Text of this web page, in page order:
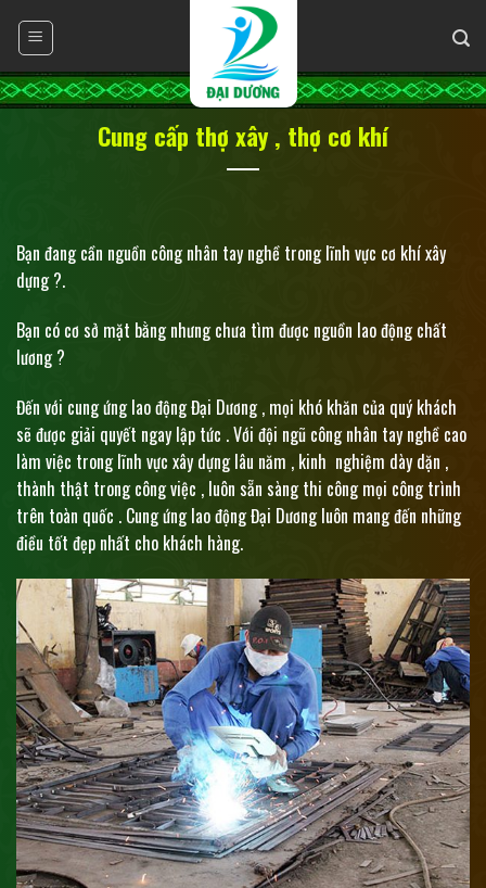
content
Cung cấp thợ xây , thợ cơ khí
Bạn đang cần nguồn công nhân tay nghề trong lĩnh vực cơ khí xây
dựng ?.
Bạn có cơ sở mặt bằng nhưng chưa tìm được nguồn lao động chất
lương ?
Đến với cung ứng lao động Đại Dương , mọi khó khăn của quý khách
sẽ được giải quyết ngay lập tức . Với đội ngũ công nhân tay nghề cao
làm việc trong lĩnh vực xây dựng lâu năm , kinh nghiệm dày dặn ,
thành thật trong công việc , luôn sẵn sàng thi công mọi công trình
trên toàn quốc . Cung ứng lao động Đại Dương luôn mang đến những
điều tốt đẹp nhất cho khách hàng.